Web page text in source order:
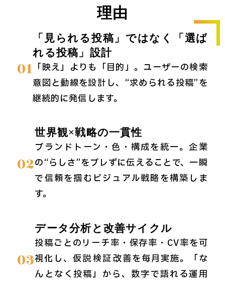
理由
01
「見られる投稿」ではなく「選ば
れる投稿」設計
「映え」よりも「目的」。ユーザーの検索
意図と動線を設計し、“求められる投稿”を
継続的に発信します。
02
世界観×戦略の一貫性
ブランドトーン・色・構成を統一。企業
の“らしさ”をブレずに伝えることで、一瞬
で信頼を掴むビジュアル戦略を構築しま
す。
03
データ分析と改善サイクル
投稿ごとのリーチ率・保存率・CV率を可
視化し、仮説→検証→改善を毎月実施。「な
んとなく投稿」から、数字で語れる運用